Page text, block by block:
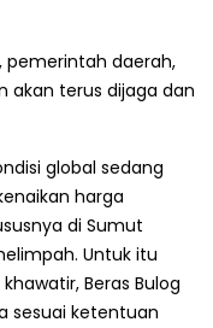
pemerintah daerah,
akan terus dijaga dan
global sedang
harga
di Sumut
Untuk itu
Beras Bulog
sesuai ketentuan